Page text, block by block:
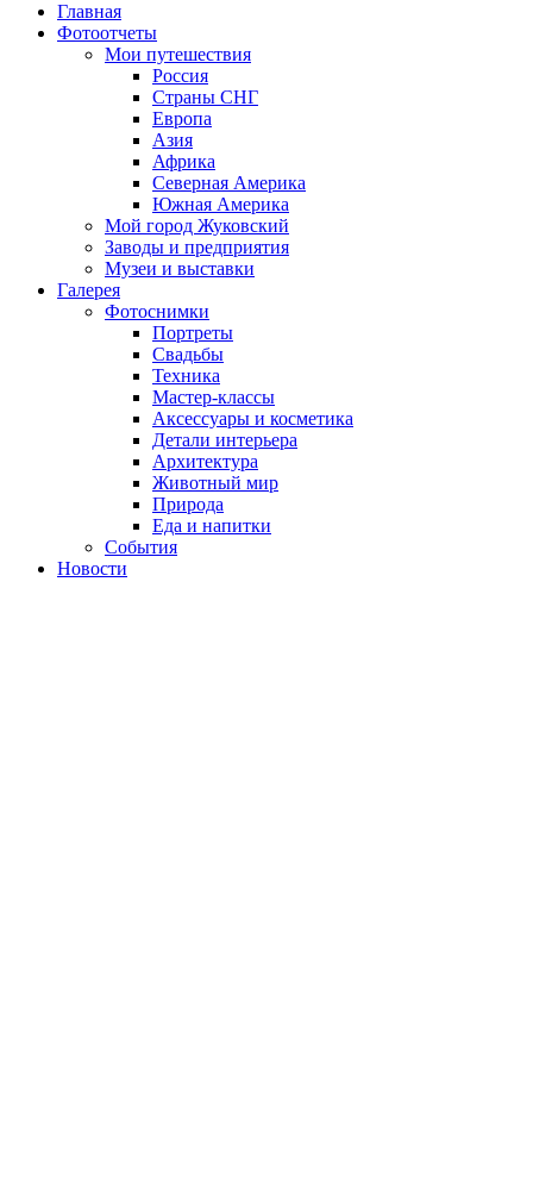
Главная
Фотоотчеты
Мои путешествия
Россия
Страны СНГ
Европа
Азия
Африка
Северная Америка
Южная Америка
Мой город Жуковский
Заводы и предприятия
Музеи и выставки
Галерея
Фотоснимки
Портреты
Свадьбы
Техника
Мастер-классы
Аксессуары и косметика
Детали интерьера
Архитектура
Животный мир
Природа
Еда и напитки
События
Новости